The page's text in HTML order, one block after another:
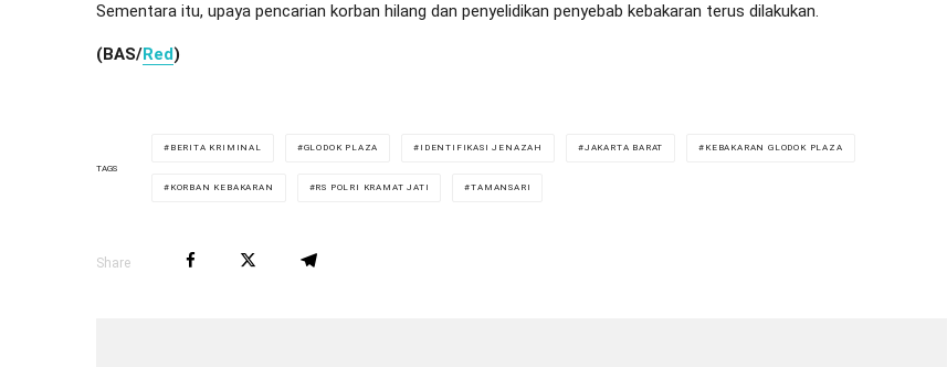
Sementara itu, upaya pencarian korban hilang dan penyelidikan penyebab kebakaran terus dilakukan.
(BAS/Red)
TAGS
BERITA KRIMINAL GLODOK PLAZA IDENTIFIKASI JENAZAH JAKARTA BARAT KEBAKARAN GLODOK PLAZA
KORBAN KEBAKARAN RS POLRI KRAMAT JATI TAMANSARI
Share